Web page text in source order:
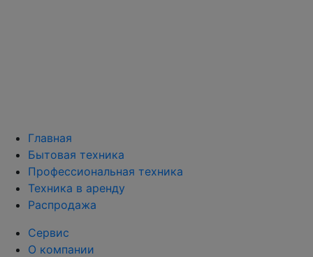
Главная
Бытовая техника
Профессиональная техника
Техника в аренду
Распродажа
Сервис
О компании